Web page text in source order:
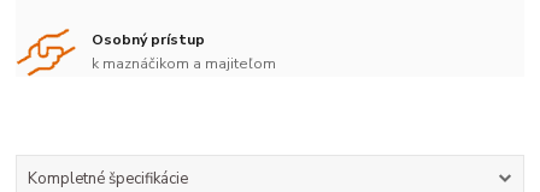
Osobný prístup
k maznáčikom a majiteľom
Kompletné špecifikácie